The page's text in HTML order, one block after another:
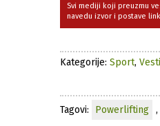
Svi mediji koji preuzmu
navedu izvor i postave
Kategorije: Sport, Vesti
Tagovi: Powerlifting ,